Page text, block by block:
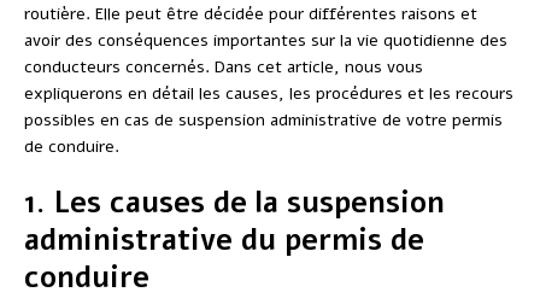
routière. Elle peut être décidée pour différentes raisons et
avoir des conséquences importantes sur la vie quotidienne des
conducteurs concernés. Dans cet article, nous vous
expliquerons en détail les causes, les procédures et les recours
possibles en cas de suspension administrative de votre permis
de conduire.
1. Les causes de la suspension
administrative du permis de
conduire